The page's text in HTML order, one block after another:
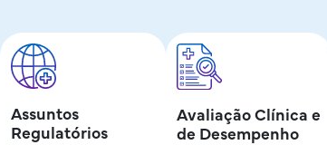
Assuntos
Regulatórios
Avaliação Clínica e
de Desempenho